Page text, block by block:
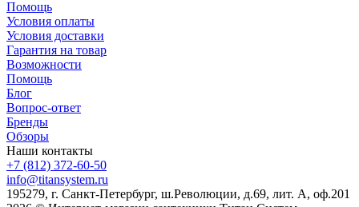
Помощь
Условия оплаты
Условия доставки
Гарантия на товар
Возможности
Помощь
Блог
Вопрос-ответ
Бренды
Обзоры
Наши контакты
+7 (812) 372-60-50
info@titansystem.ru
195279, г. Санкт-Петербург, ш.Революции, д.69, лит. А, оф.201